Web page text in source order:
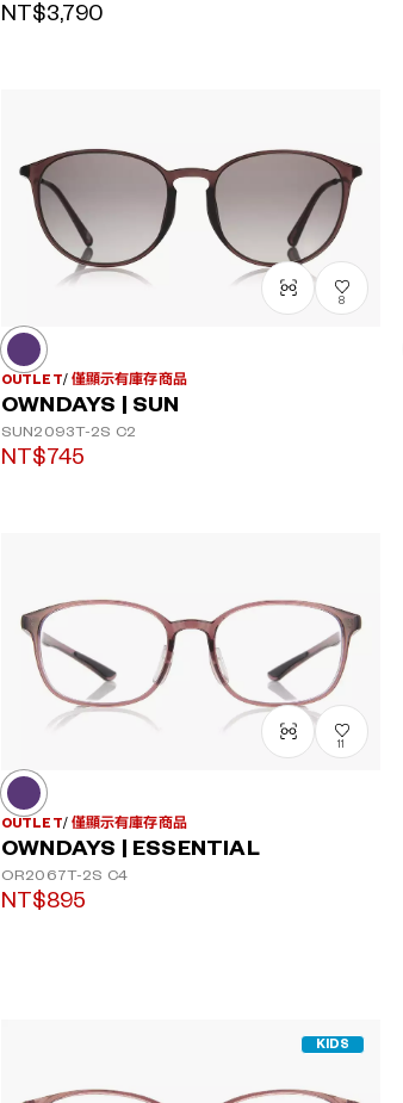
NT$3,790
8
OUTLET 僅顯示有庫存商品
OWNDAYS | SUN
SUN2093T-2S C2
NT$745
11
OUTLET 僅顯示有庫存商品
OWNDAYS | ESSENTIAL
OR2067T-2S C4
NT$895
KIDS